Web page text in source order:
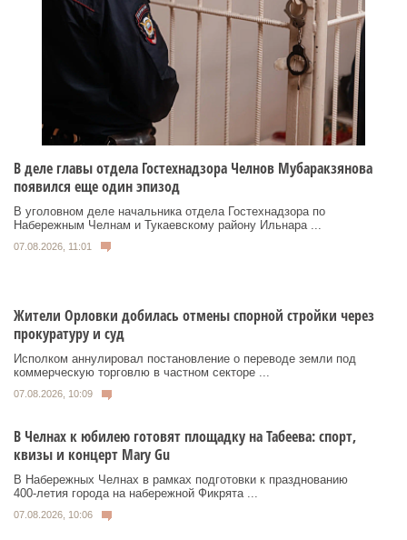
В деле главы отдела Гостехнадзора Челнов Мубаракзянова
появился еще один эпизод
В уголовном деле начальника отдела Гостехнадзора по
Набережным Челнам и Тукаевскому району Ильнара ...
07.08.2026, 11:01
Жители Орловки добилась отмены спорной стройки через
прокуратуру и суд
Исполком аннулировал постановление о переводе земли под
коммерческую торговлю в частном секторе ...
07.08.2026, 10:09
В Челнах к юбилею готовят площадку на Табеева: спорт,
квизы и концерт Mary Gu
В Набережных Челнах в рамках подготовки к празднованию
400‑летия города на набережной Фикрята ...
07.08.2026, 10:06